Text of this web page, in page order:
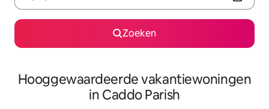
Zoeken
Hooggewaardeerde vakantiewoningen
in Caddo Parish